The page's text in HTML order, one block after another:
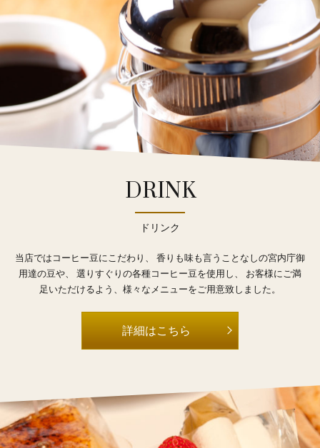
DRINK
ドリンク
当店ではコーヒー豆にこだわり、
香りも味も言うことなしの宮内庁御
用達の豆や、
選りすぐりの各種コーヒー豆を使用し、
お客様にご満
足いただけるよう、様々なメニューをご用意致しました。
詳細はこちら